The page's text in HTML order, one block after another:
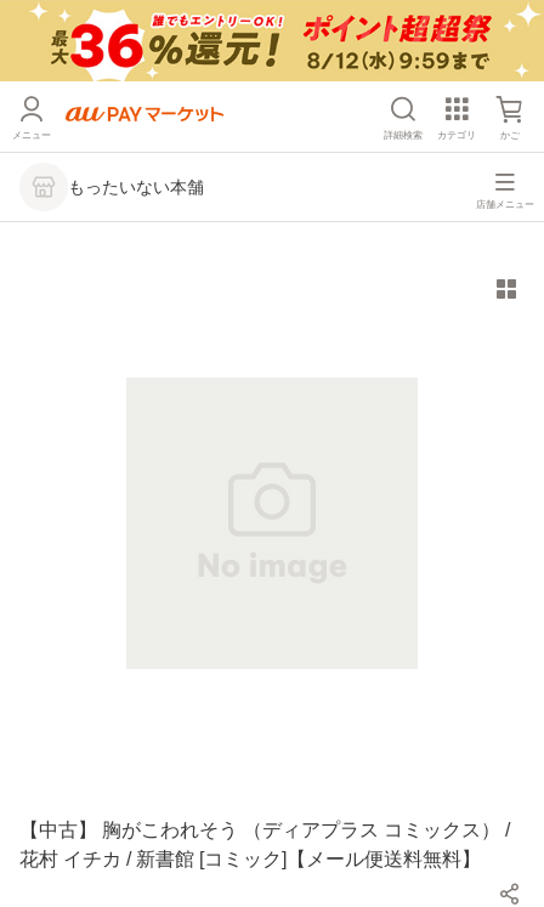
メニュー 詳細検索 カテゴリ かご
もったいない本舗
店舗メニュー
【中古】 胸がこわれそう （ディアプラス コミックス） /
花村 イチカ / 新書館 [コミック]【メール便送料無料】